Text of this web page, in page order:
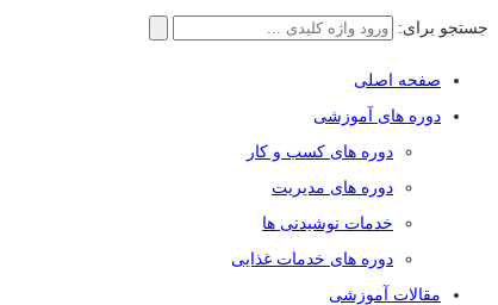
جستجو برای:
صفحه اصلی
دوره های آموزشی
دوره های کسب و کار
دوره های مدیریت
خدمات نوشیدنی ها
دوره های خدمات غذایی
مقالات آموزشی